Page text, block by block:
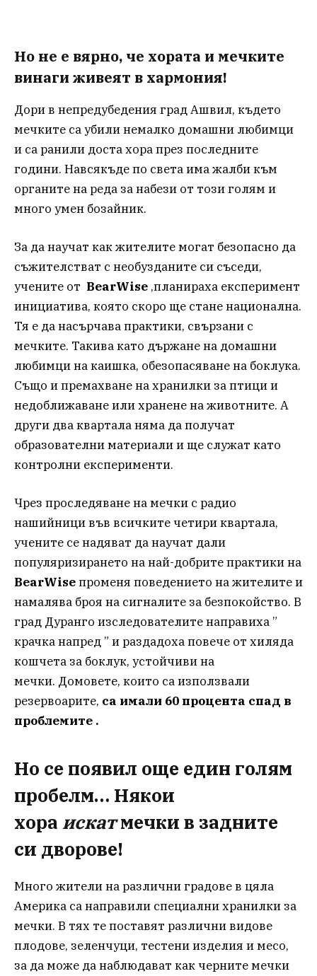
Но не е вярно, че хората и мечките
винаги живеят в хармония!
Дори в непредубедения град Ашвил, където
мечките са убили немалко домашни любимци
и са ранили доста хора през последните
години. Навсякъде по света има жалби към
органите на реда за набези от този голям и
много умен бозайник.
За да научат как жителите могат безопасно да
съжителстват с необузданите си съседи,
учените от BearWise ,планираха експеримент
инициатива, която скоро ще стане национална.
Тя е да насърчава практики, свързани с
мечките. Такива като държане на домашни
любимци на каишка, обезопасяване на боклука.
Също и премахване на хранилки за птици и
недоближаване или хранене на животните. А
други два квартала няма да получат
образователни материали и ще служат като
контролни експерименти.
Чрез проследяване на мечки с радио
нашийници във всичките четири квартала,
учените се надяват да научат дали
популяризирането на най-добрите практики на
BearWiseпроменя поведението на жителите и
намалява броя на сигналите за безпокойство. В
град Дуранго изследователите направиха ”
крачка напред ” и раздадоха повече от хиляда
кошчета за боклук, устойчиви на
мечки. Домовете, които са използвали
резервоарите, са имали 60 процента спад в
проблемите .
Но се появил още един голям
пробелм… Някои
хора искатмечки в задните
си дворове!
Много жители на различни градове в цяла
Америка са направили специални хранилки за
мечки. В тях те поставят различни видове
плодове, зеленчуци, тестени изделия и месо,
за да може да наблюдават как черните мечки